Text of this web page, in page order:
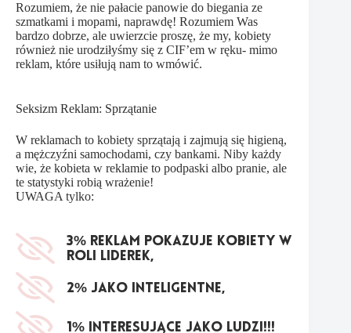
Rozumiem, że nie pałacie panowie do biegania ze
szmatkami i mopami, naprawdę! Rozumiem Was
bardzo dobrze, ale uwierzcie proszę, że my, kobiety
również nie urodziłyśmy się z CIF’em w ręku- mimo
reklam, które usiłują nam to wmówić.
Seksizm Reklam: Sprzątanie
W reklamach to kobiety sprzątają i zajmują się higieną,
a mężczyźni samochodami, czy bankami. Niby każdy
wie, że kobieta w reklamie to podpaski albo pranie, ale
te statystyki robią wrażenie!
UWAGA tylko:
3% reklam pokazuje kobiety w
roli liderek,
2% jako inteligentne,
1% interesujące jako ludzi!!!